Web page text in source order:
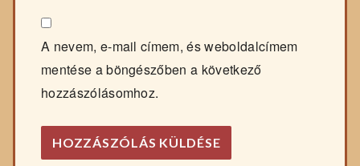
A nevem, e-mail címem, és weboldalcímem
mentése a böngészőben a következő
hozzászólásomhoz.